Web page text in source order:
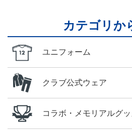
カテゴリか
ユニフォーム
クラブ公式ウェア
コラボ・メモリアルグ